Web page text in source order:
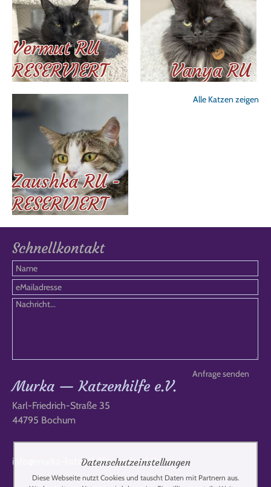
Vermut RU
RESERVIERT
Vanya RU
Zaushka RU -
RESERVIERT
Alle Katzen zeigen
Schnellkontakt
Murka — Katzenhilfe e.V.
Karl-Friedrich-Straße 35
44795 Bochum
info@murka-katzenhilfe-russland.de
Datenschutzeinstellungen
Diese Webseite nutzt Cookies und tauscht Daten mit Partnern aus.